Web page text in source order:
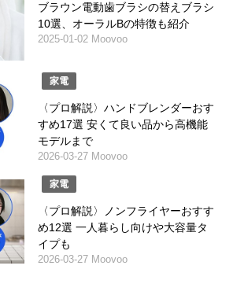
ブラウン電動歯ブラシの替えブラシ
10選、オーラルBの特徴も紹介
2025-01-02 Moovoo
家電
〈プロ解説〉ハンドブレンダーおす
すめ17選 安くて良い品から高機能
モデルまで
2026-03-27 Moovoo
家電
〈プロ解説〉ノンフライヤーおすす
め12選 一人暮らし向けや大容量タ
イプも
2026-03-27 Moovoo